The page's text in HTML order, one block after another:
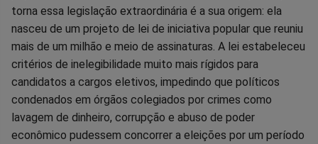
torna essa legislação extraordinária é a sua origem: ela
nasceu de um projeto de lei de iniciativa popular que reuniu
mais de um milhão e meio de assinaturas. A lei estabeleceu
critérios de inelegibilidade muito mais rígidos para
candidatos a cargos eletivos, impedindo que políticos
condenados em órgãos colegiados por crimes como
lavagem de dinheiro, corrupção e abuso de poder
econômico pudessem concorrer a eleições por um período